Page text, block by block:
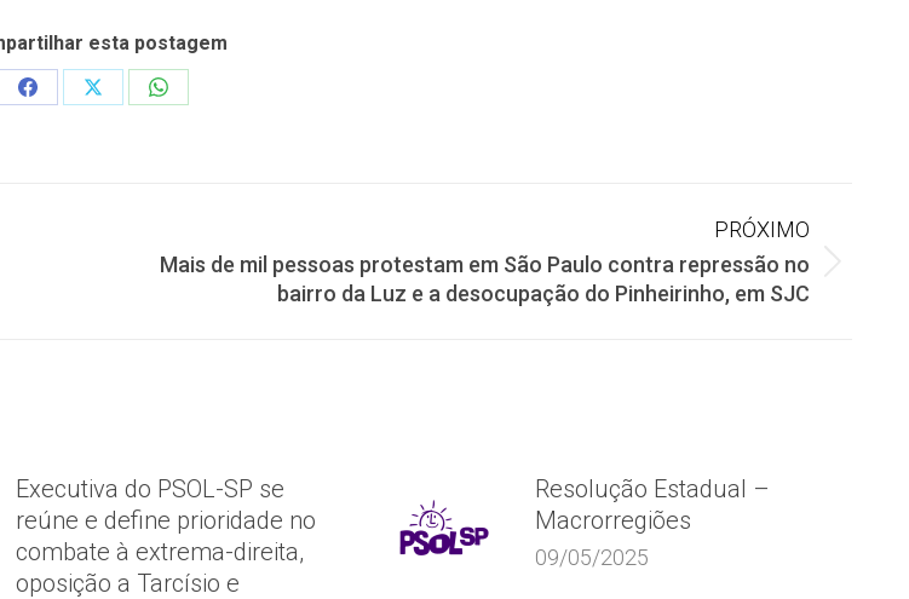
esta postagem
Share
Share
Share
PRÓXIMO
Próximo
Mais de mil pessoas protestam em São Paulo contra repressão no
bairro da Luz e a desocupação do Pinheirinho, em SJC
Executiva do PSOL-SP se
reúne e define prioridade no
combate à extrema-direita,
oposição a Tarcísio e
Resolução Estadual –
Macrorregiões
09/05/2025